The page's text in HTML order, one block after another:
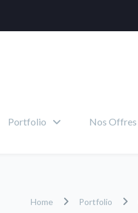
Portfolio Nos Offres
Home Portfolio